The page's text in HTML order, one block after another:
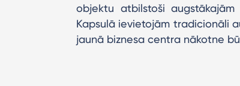
objektu atbilstoši augstākajām
Kapsulā ievietojām tradicionāli
jaunā biznesa centra nākotne